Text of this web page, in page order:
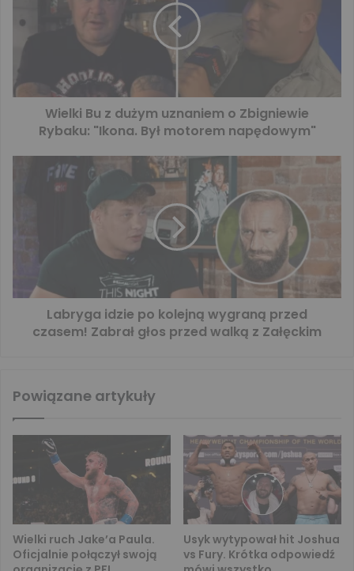
Wielki Bu z dużym uznaniem o Zbigniewie
Rybaku: "Ikona. Był motorem napędowym"
Labryga idzie po kolejną wygraną przed
czasem! Zabrał głos przed walką z Załęckim
Powiązane artykuły
Wielki ruch Jake’a Paula.
Oficjalnie połączył swoją
Usyk wytypował hit Joshua
vs Fury. Krótka odpowiedź